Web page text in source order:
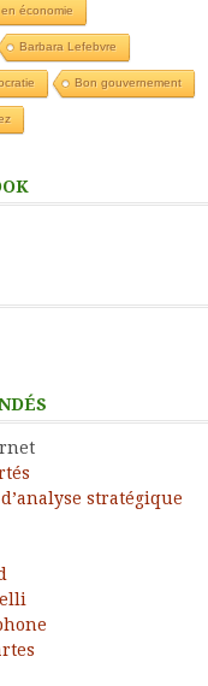
économie
Barbara Lefebvre
Bon gouvernement
stratégique